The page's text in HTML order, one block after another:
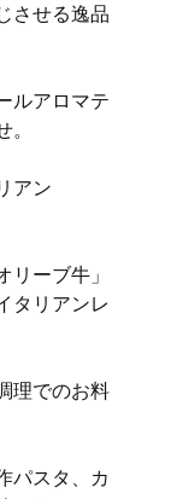
させる逸品
ルアロマテ
アン
ーブ牛」
タリアンレ
理でのお料
パスタ、カ